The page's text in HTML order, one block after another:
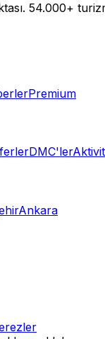
54.000+
Premium
DMC'ler
Ankara